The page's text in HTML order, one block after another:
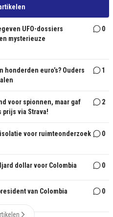
UFO-dossiers
mysterieuze
0
honderden euro’s? Ouders
1
voor spionnen, maar gaf
via Strava!
2
voor ruimteonderzoek
0
dollar voor Colombia 0
van Colombia 0